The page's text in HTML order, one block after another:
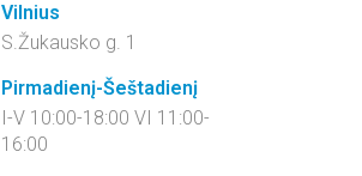
Vilnius
S.Žukausko g. 1
Pirmadienį-Šeštadienį
I-V 10:00-18:00 VI 11:00-
16:00